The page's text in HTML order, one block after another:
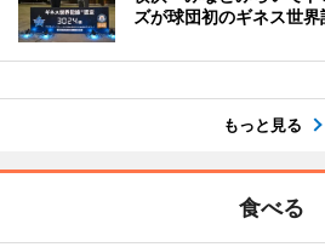
ズが球団初のギネス世界
もっと見る
食べる